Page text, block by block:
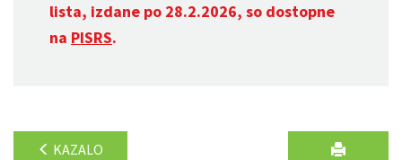
lista, izdane po 28.2.2026, so dostopne
na PISRS.
KAZALO